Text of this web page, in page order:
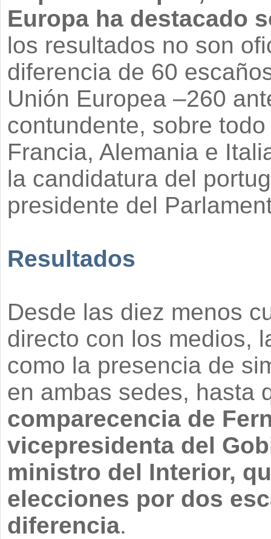
Europa ha destacado
los resultados no son
diferencia de 60
Unión Europea –260
contundente, sobre
Francia, Alemania e
la candidatura del
presidente del
Resultados
Desde las diez menos
directo con los medios,
como la presencia de
en ambas sedes, hasta
comparecencia de
vicepresidenta del
ministro del Interior,
elecciones por dos
diferencia.